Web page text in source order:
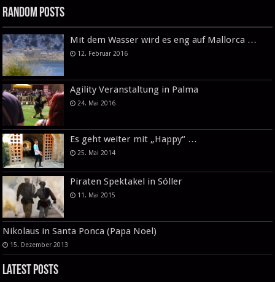
Random Posts
Mit dem Wasser wird es eng auf Mallorca …
12. Februar 2016
Agility Veranstaltung in Palma
24. Mai 2016
Es geht weiter mit „Happy“ …
25. Mai 2014
Piraten Spektakel in Sóller
11. Mai 2015
Nikolaus in Santa Ponca (Papa Noel)
15. Dezember 2013
Latest Posts